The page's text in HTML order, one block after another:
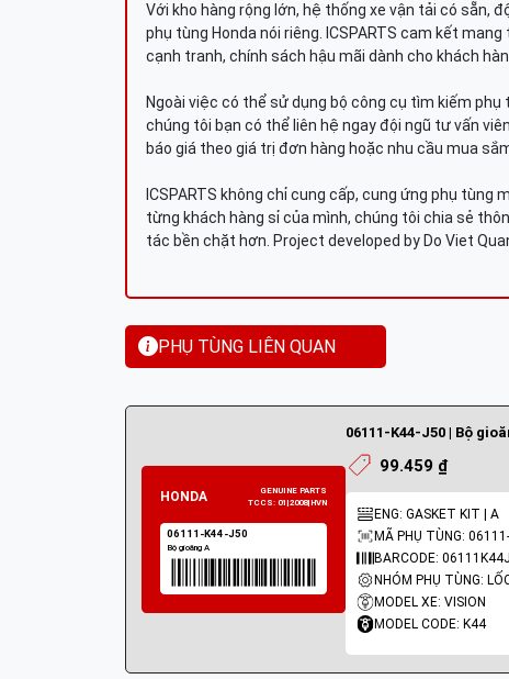
Với kho hàng rộng lớn, hệ thống xe vận tải có sẵn,
phụ tùng Honda nói riêng. ICSPARTS cam kết
cạnh tranh, chính sách hậu mãi dành cho khách
Ngoài việc có thể sử dụng bộ công cụ tìm kiếm
chúng tôi bạn có thể liên hệ ngay đội ngũ tư vấn
báo giá theo giá trị đơn hàng hoặc nhu cầu mua
ICSPARTS không chỉ cung cấp, cung ứng phụ
từng khách hàng sỉ của mình, chúng tôi chia sẻ
tác bền chặt hơn. Project developed by Do Viet
PHỤ TÙNG LIÊN QUAN
06111-K44-J50 | Bộ
99.459 ₫
ENG: GASKET KIT | A
MÃ PHỤ TÙNG:
BARCODE:
MODEL XE: VISION
MODEL CODE: K44